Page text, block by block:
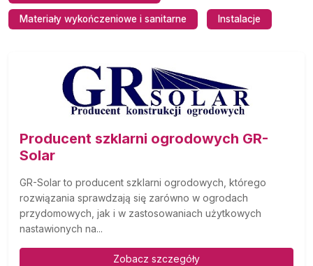
Materiały wykończeniowe i sanitarne Instalacje
Producent szklarni ogrodowych GR-
Solar
GR-Solar to producent szklarni ogrodowych, którego
rozwiązania sprawdzają się zarówno w ogrodach
przydomowych, jak i w zastosowaniach użytkowych
nastawionych na...
Zobacz szczegóły